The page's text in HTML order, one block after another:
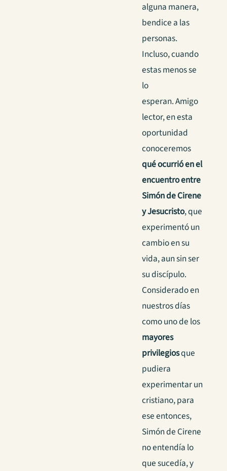
alguna manera,
bendice a las
personas.
Incluso, cuando
estas menos se
lo
esperan. Amigo
lector, en esta
oportunidad
conoceremos
qué ocurrió en el
encuentro entre
Simón de Cirene
y Jesucristo, que
experimentó un
cambio en su
vida, aun sin ser
su discípulo.
Considerado en
nuestros días
como uno de los
mayores
privilegiosque
pudiera
experimentar un
cristiano, para
ese entonces,
Simón de Cirene
no entendía lo
que sucedía, y